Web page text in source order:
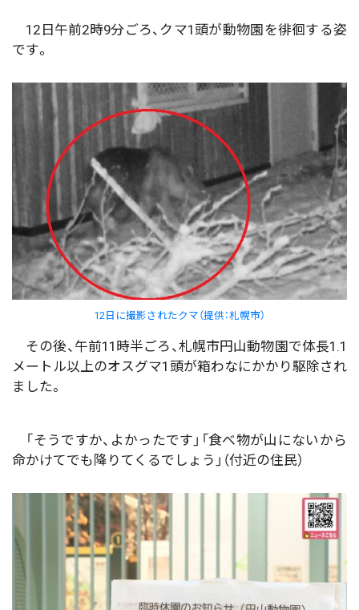
12日午前2時9分ごろ、クマ1頭が動物園を徘徊する姿
です。
12日に撮影されたクマ（提供：札幌市）
その後、午前11時半ごろ、札幌市円山動物園で体長1.1
メートル以上のオスグマ1頭が箱わなにかかり駆除され
ました。
「そうですか、よかったです」「食べ物が山にないから
命かけてでも降りてくるでしょう」（付近の住民）